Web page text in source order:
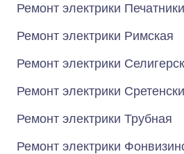
Ремонт электрики Печатники
Ремонт электрики Римская
Ремонт электрики
Ремонт электрики
Ремонт электрики Трубная
Ремонт электрики